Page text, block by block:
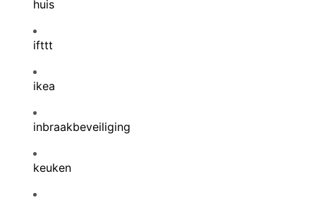
huis
ifttt
ikea
inbraakbeveiliging
keuken